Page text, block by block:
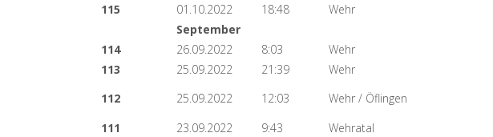
115
01.10.2022 18:48 Wehr
September
114
26.09.2022 8:03 Wehr
113
25.09.2022 21:39 Wehr
112
25.09.2022 12:03 Wehr / Öflingen
111
23.09.2022 9:43 Wehratal